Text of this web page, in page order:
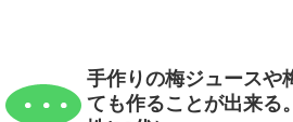
手作りの梅ジュースや
ても作ることが出来る